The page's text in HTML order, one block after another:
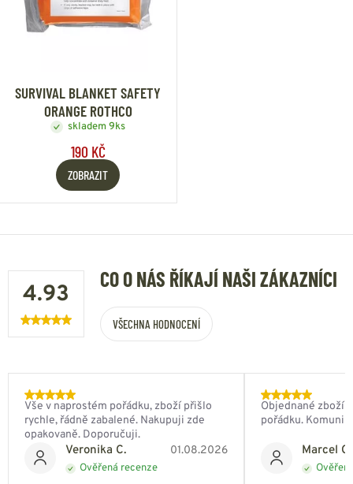
SURVIVAL BLANKET SAFETY
ORANGE ROTHCO
skladem 9ks
190 KČ
ZOBRAZIT
4.93
CO O NÁS ŘÍKAJÍ NAŠI ZÁKAZNÍCI
VŠECHNA HODNOCENÍ
Veronika C. 01.08.2026
Ověřená recenze
Vše v naprostém pořádku, zboží přišlo
rychle, řádně zabalené. Nakupuji zde
opakovaně. Doporučuji.
Marcel
Objednané zboží
pořádku.